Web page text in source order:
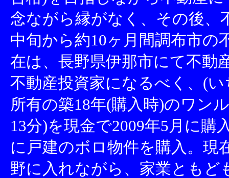
念ながら縁がなく、その後、
中旬から約10ヶ月間調布市の
在は、長野県伊那市にて不動
不動産投資家になるべく、(
所有の築18年(購入時)のワン
13分)を現金で2009年5月に購
に戸建のボロ物件を購入。現
野に入れながら、家業とも